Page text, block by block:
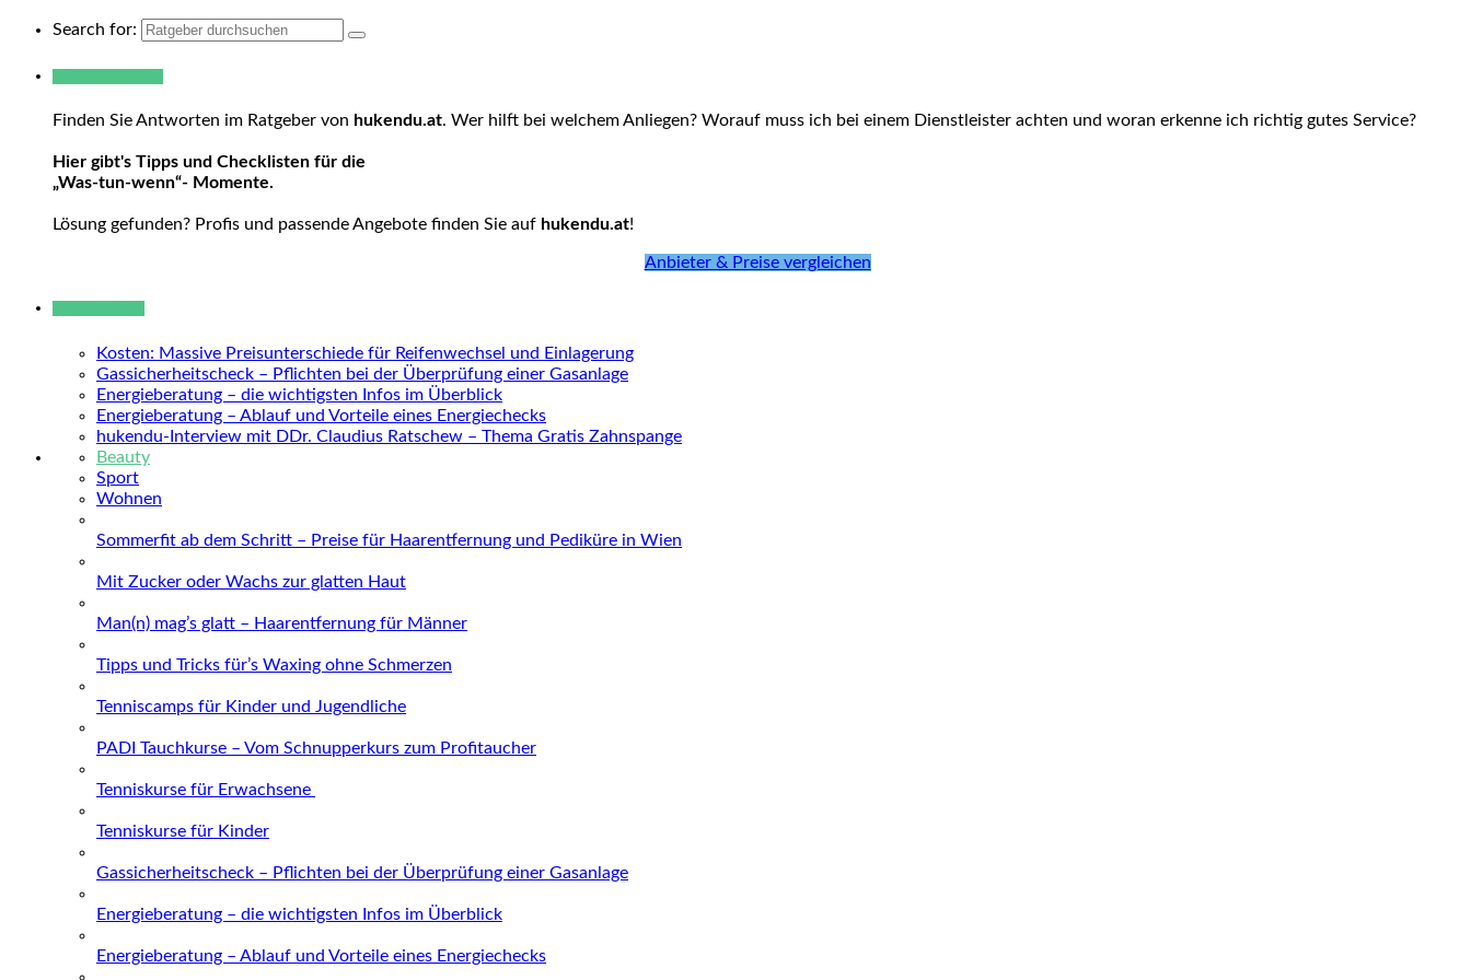
Search for:
Finden Sie Antworten im Ratgeber von hukendu.at. Wer hilft bei welchem Anliegen? Worauf muss ich bei einem Dienstleister achten und woran erkenne ich richtig gutes Service?
Hier gibt's Tipps und Checklisten für die
„Was-tun-wenn“- Momente.
Lösung gefunden? Profis und passende Angebote finden Sie auf hukendu.at!
Anbieter & Preise vergleichen
Kosten: Massive Preisunterschiede für Reifenwechsel und Einlagerung
Gassicherheitscheck – Pflichten bei der Überprüfung einer Gasanlage
Energieberatung – die wichtigsten Infos im Überblick
Energieberatung – Ablauf und Vorteile eines Energiechecks
hukendu-Interview mit DDr. Claudius Ratschew – Thema Gratis Zahnspange
Beauty
Sport
Wohnen
Sommerfit ab dem Schritt – Preise für Haarentfernung und Pediküre in Wien
Mit Zucker oder Wachs zur glatten Haut
Man(n) mag’s glatt – Haarentfernung für Männer
Tipps und Tricks für’s Waxing ohne Schmerzen
Tenniscamps für Kinder und Jugendliche
PADI Tauchkurse – Vom Schnupperkurs zum Profitaucher
Tenniskurse für Erwachsene
Tenniskurse für Kinder
Gassicherheitscheck – Pflichten bei der Überprüfung einer Gasanlage
Energieberatung – die wichtigsten Infos im Überblick
Energieberatung – Ablauf und Vorteile eines Energiechecks